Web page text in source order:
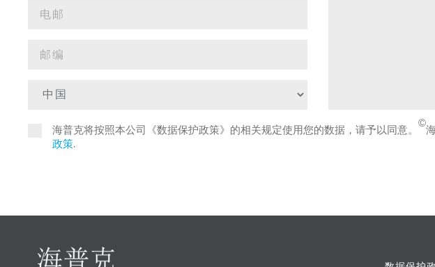
海普克将按照本公司《数据保护政策》的相关规定使用您的数据，请予以同意。
©
政策.